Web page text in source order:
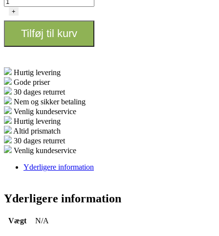
DWC
+
Tilføj til kurv
Hurtig levering
Gode priser
30 dages returret
Nem og sikker betaling
Venlig kundeservice
Hurtig levering
Altid prismatch
30 dages returret
Venlig kundeservice
Yderligere information
Yderligere information
Vægt N/A